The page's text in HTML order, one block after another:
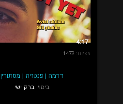
4:17
צפיות: 1472
דרמה |פנטזיה | מסתורין
בימוי: ברק ישי